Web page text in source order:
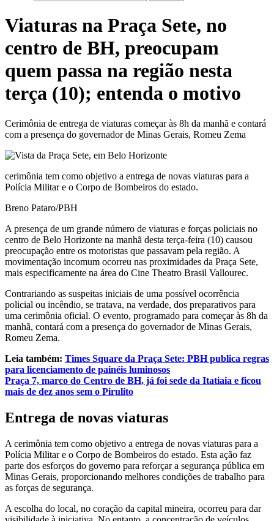
Viaturas na Praça Sete, no
centro de BH, preocupam
quem passa na região nesta
terça (10); entenda o motivo
Cerimônia de entrega de viaturas começar às 8h da manhã e contará
com a presença do governador de Minas Gerais, Romeu Zema
cerimônia tem como objetivo a entrega de novas viaturas para a
Polícia Militar e o Corpo de Bombeiros do estado.
Breno Pataro/PBH
A presença de um grande número de viaturas e forças policiais no
centro de Belo Horizonte na manhã desta terça-feira (10) causou
preocupação entre os motoristas que passavam pela região. A
movimentação incomum ocorreu nas proximidades da Praça Sete,
mais especificamente na área do Cine Theatro Brasil Vallourec.
Contrariando as suspeitas iniciais de uma possível ocorrência
policial ou incêndio, se tratava, na verdade, dos preparativos para
uma cerimônia oficial. O evento, programado para começar às 8h da
manhã, contará com a presença do governador de Minas Gerais,
Romeu Zema.
Leia também: Times Square da Praça Sete: PBH publica regras
para licenciamento de painéis luminosos
Praça 7, marco do Centro de BH, já foi sede da Itatiaia e ficou
mais de dez anos sem o Pirulito
Entrega de novas viaturas
A cerimônia tem como objetivo a entrega de novas viaturas para a
Polícia Militar e o Corpo de Bombeiros do estado. Esta ação faz
parte dos esforços do governo para reforçar a segurança pública em
Minas Gerais, proporcionando melhores condições de trabalho para
as forças de segurança.
A escolha do local, no coração da capital mineira, ocorreu para dar